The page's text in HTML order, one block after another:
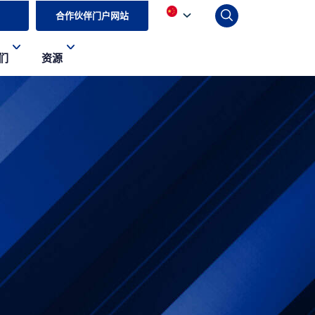
合作伙伴门户网站
资源